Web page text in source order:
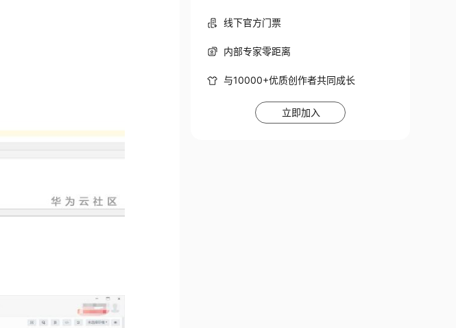
线下官方门票
内部专家零距离
与10000+优质创作者共同成长
立即加入